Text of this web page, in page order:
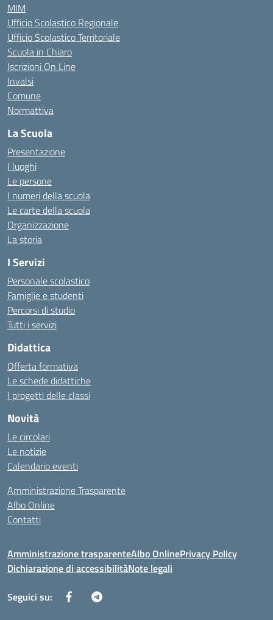
MIM
Ufficio Scolastico Regionale
Ufficio Scolastico Territoriale
Scuola in Chiaro
Iscrizioni On Line
Invalsi
Comune
Normattiva
La Scuola
Presentazione
I luoghi
Le persone
I numeri della scuola
Le carte della scuola
Organizzazione
La storia
I Servizi
Personale scolastico
Famiglie e studenti
Percorsi di studio
Tutti i servizi
Didattica
Offerta formativa
Le schede didattiche
I progetti delle classi
Novità
Le circolari
Le notizie
Calendario eventi
Amministrazione Trasparente
Albo Online
Contatti
Amministrazione trasparenteAlbo OnlinePrivacy Policy
Dichiarazione di accessibilitàNote legali
Seguici su: